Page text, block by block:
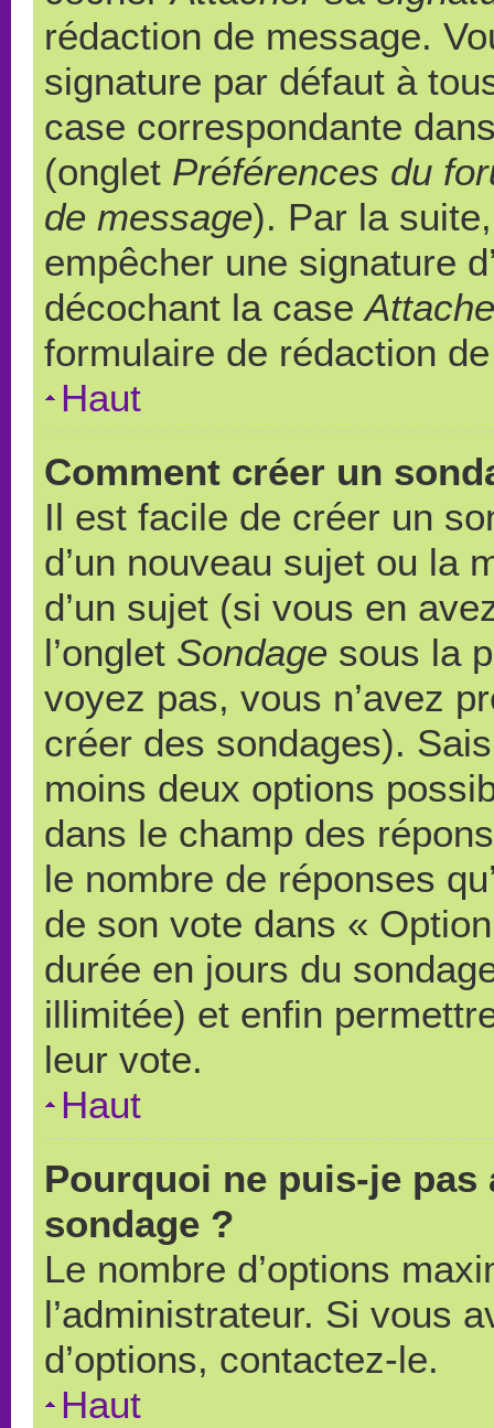
rédaction de message.
signature par défaut à
case correspondante
(onglet Préférences du
de message). Par la
empêcher une signature
décochant la case
formulaire de rédaction
Haut
Comment créer un
Il est facile de créer un
d’un nouveau sujet ou la
d’un sujet (si vous en
l’onglet Sondage sous la
voyez pas, vous n’avez
créer des sondages).
moins deux options
dans le champ des
le nombre de réponses
de son vote dans «
durée en jours du
illimitée) et enfin
leur vote.
Haut
Pourquoi ne puis-je
sondage ?
Le nombre d’options
l’administrateur. Si vous
d’options, contactez-le.
Haut